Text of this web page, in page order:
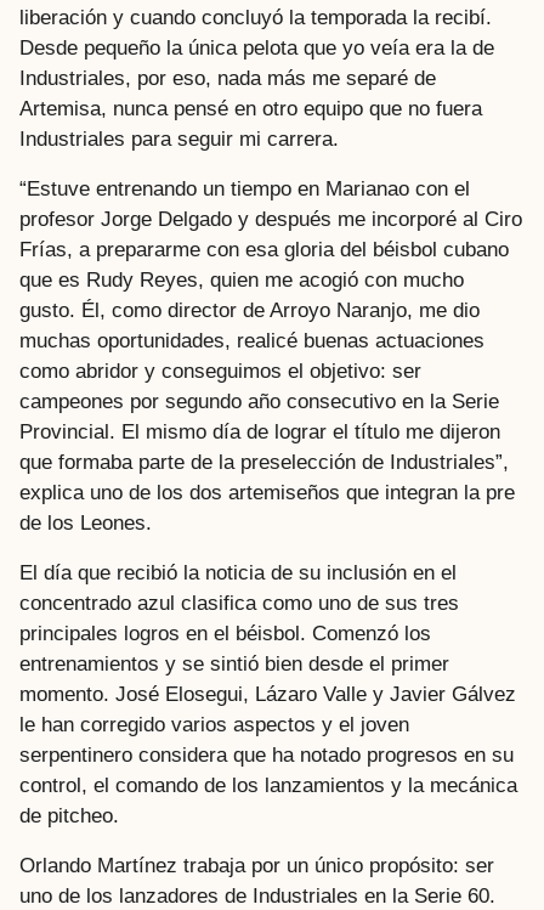
liberación y cuando concluyó la temporada la recibí.
Desde pequeño la única pelota que yo veía era la de
Industriales, por eso, nada más me separé de
Artemisa, nunca pensé en otro equipo que no fuera
Industriales para seguir mi carrera.
“Estuve entrenando un tiempo en Marianao con el
profesor Jorge Delgado y después me incorporé al Ciro
Frías, a prepararme con esa gloria del béisbol cubano
que es Rudy Reyes, quien me acogió con mucho
gusto. Él, como director de Arroyo Naranjo, me dio
muchas oportunidades, realicé buenas actuaciones
como abridor y conseguimos el objetivo: ser
campeones por segundo año consecutivo en la Serie
Provincial. El mismo día de lograr el título me dijeron
que formaba parte de la preselección de Industriales”,
explica uno de los dos artemiseños que integran la pre
de los Leones.
El día que recibió la noticia de su inclusión en el
concentrado azul clasifica como uno de sus tres
principales logros en el béisbol. Comenzó los
entrenamientos y se sintió bien desde el primer
momento. José Elosegui, Lázaro Valle y Javier Gálvez
le han corregido varios aspectos y el joven
serpentinero considera que ha notado progresos en su
control, el comando de los lanzamientos y la mecánica
de pitcheo.
Orlando Martínez trabaja por un único propósito: ser
uno de los lanzadores de Industriales en la Serie 60.